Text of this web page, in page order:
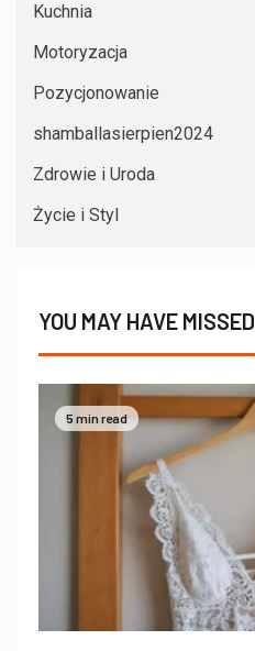
Kuchnia
Motoryzacja
Pozycjonowanie
shamballasierpien2024
Zdrowie i Uroda
Życie i Styl
YOU MAY HAVE MISSED
5 min read